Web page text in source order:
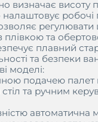
визначає висоту
налаштовує
регулювати
плівкою та
плавний
та безпеки
моделі:
подачею палет
та ручним
автоматична